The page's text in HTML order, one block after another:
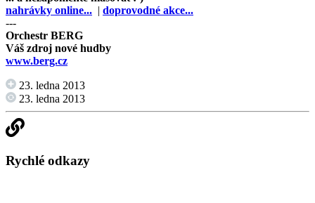
nahrávky online... | doprovodné akce...
---
Orchestr BERG
Váš zdroj nové hudby
www.berg.cz
23. ledna 2013
23. ledna 2013
Rychlé odkazy